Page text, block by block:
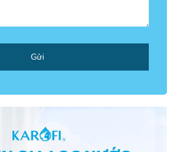
Gửi